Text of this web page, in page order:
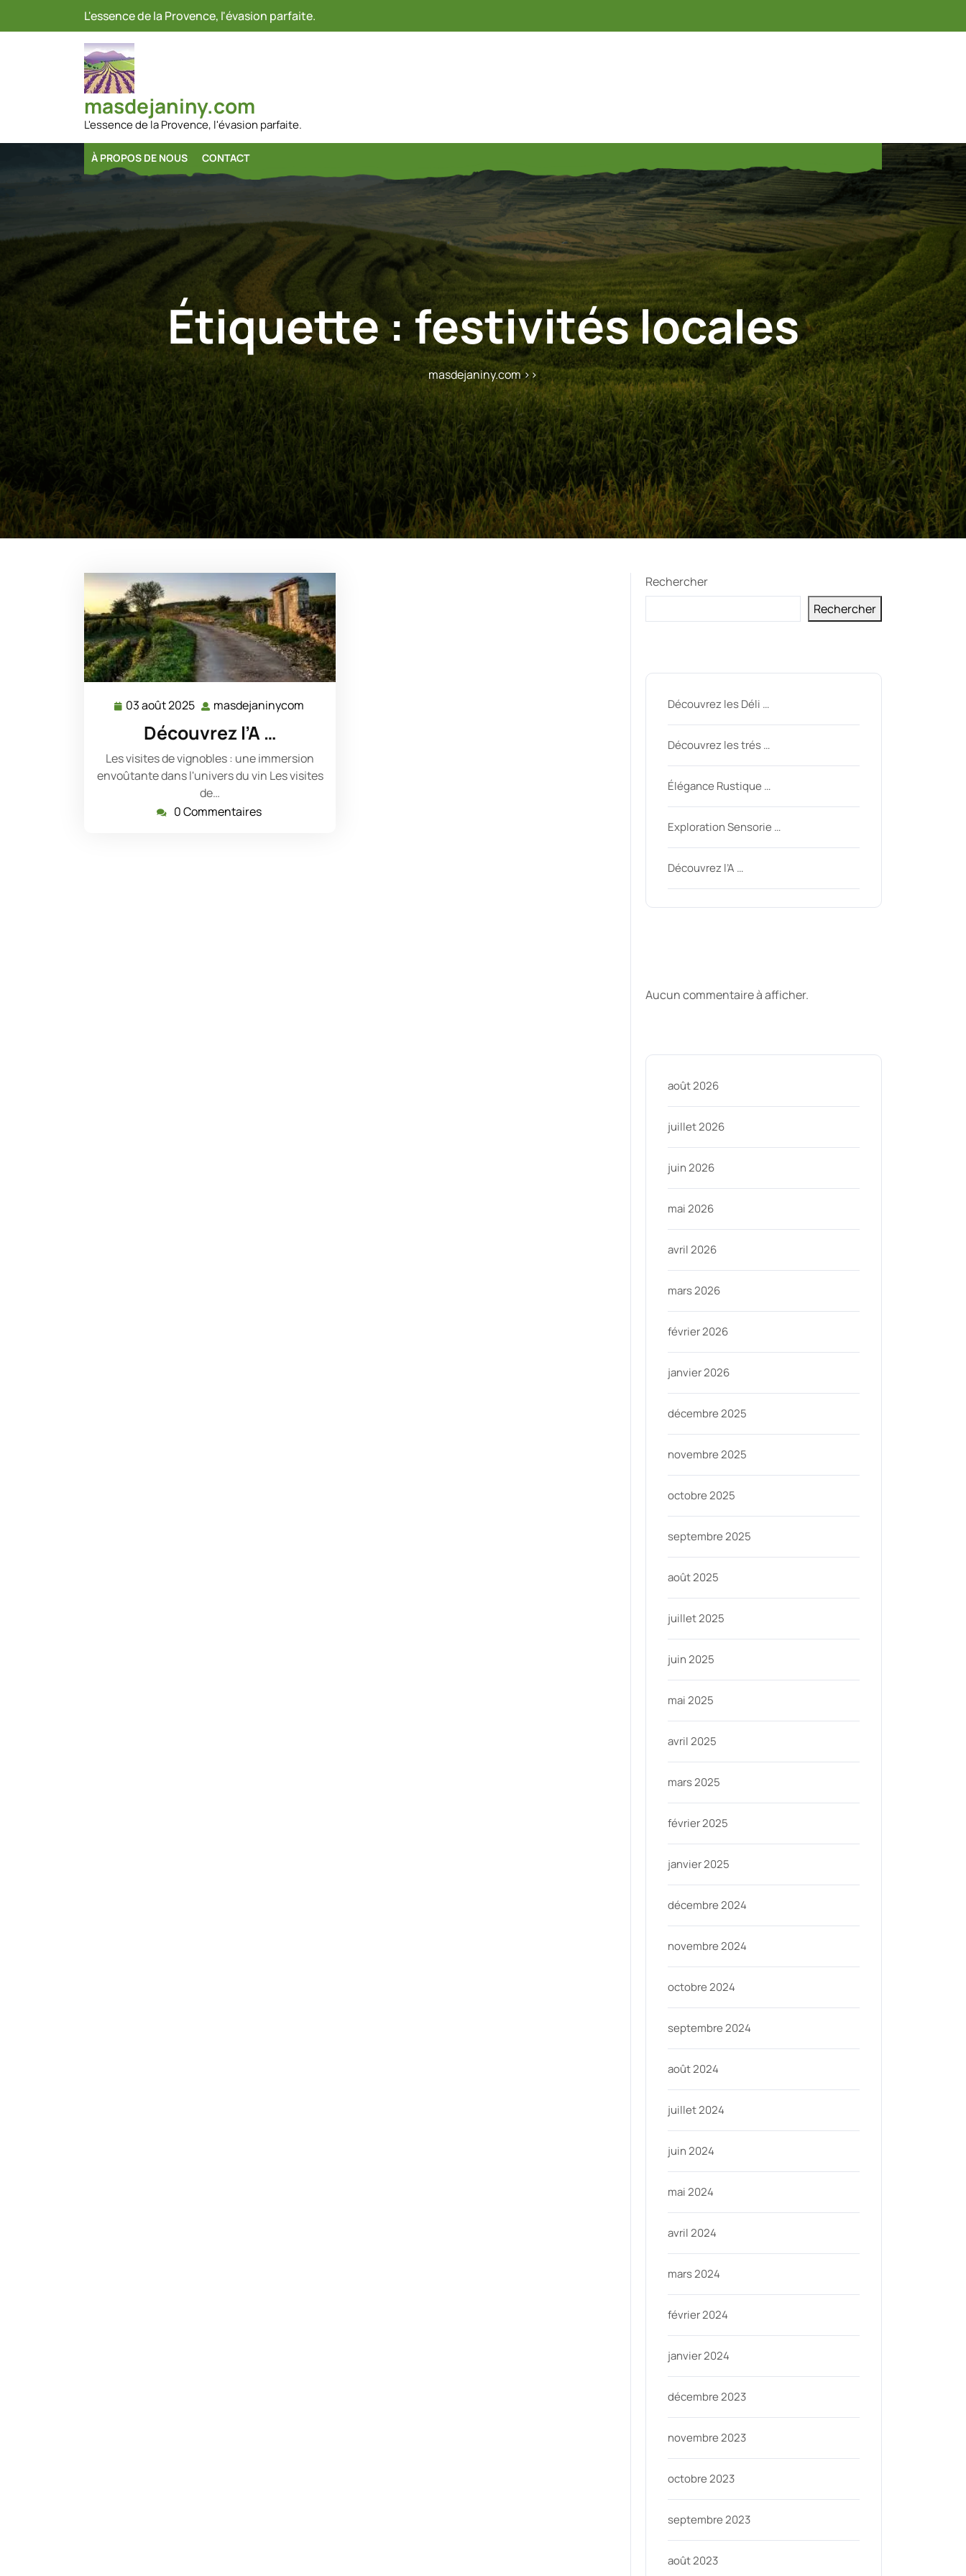
L'essence de la Provence, l'évasion parfaite.
masdejaniny.com
L'essence de la Provence, l'évasion parfaite.
À PROPOS DE NOUS CONTACT
Étiquette :festivités locales
masdejaniny.com>>
03 août 2025 03
2025
masdejaninycom
Découvrez l’A …
Les visites de vignobles : une immersion
envoûtante dans l'univers du vin Les visites
de…
0 Commentaires
Rechercher
Rechercher
Découvrez les Déli …
Découvrez les trés …
Élégance Rustique …
Exploration Sensorie …
Découvrez l’A …
Aucun commentaire à afficher.
août 2026
juillet 2026
juin 2026
mai 2026
avril 2026
mars 2026
février 2026
janvier 2026
décembre 2025
novembre 2025
octobre 2025
septembre 2025
août 2025
juillet 2025
juin 2025
mai 2025
avril 2025
mars 2025
février 2025
janvier 2025
décembre 2024
novembre 2024
octobre 2024
septembre 2024
août 2024
juillet 2024
juin 2024
mai 2024
avril 2024
mars 2024
février 2024
janvier 2024
décembre 2023
novembre 2023
octobre 2023
septembre 2023
août 2023